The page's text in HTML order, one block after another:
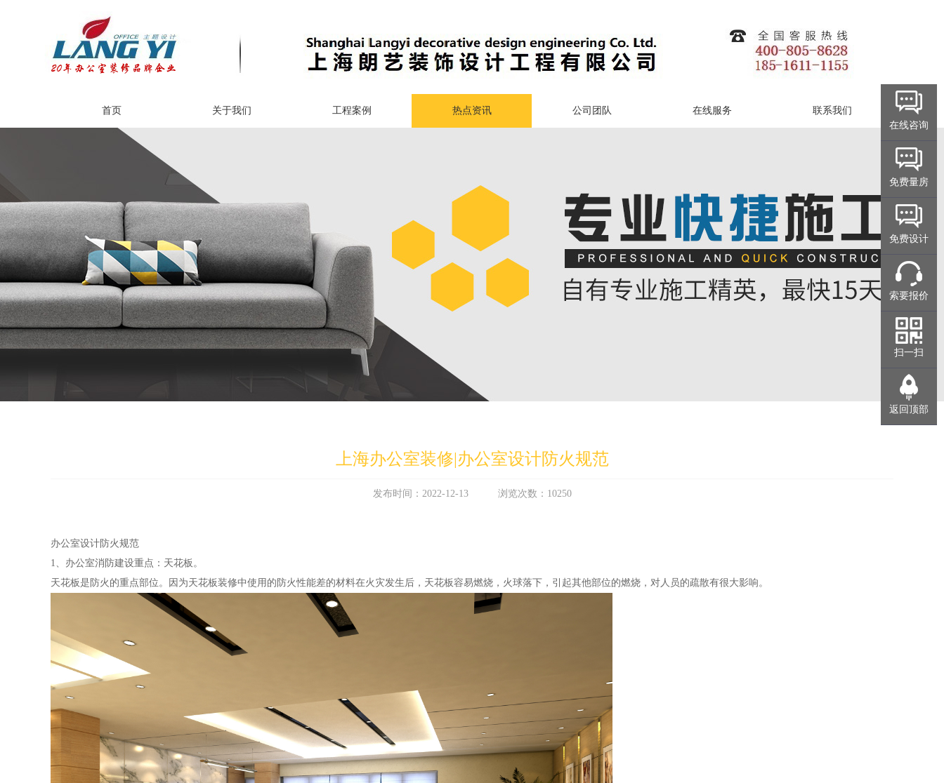
首页 关于我们 工程案例 热点资讯 公司团队 在线服务 联系我们
上海办公室装修|办公室设计防火规范
发布时间：2022-12-13 浏览次数：10250
办公室设计防火规范
1、办公室消防建设重点：天花板。
天花板是防火的重点部位。因为天花板装修中使用的防火性能差的材料在火灾发生后，天花板容易燃烧，火球落下，引起其他部位的燃烧，对人员的疏散有很大影响。
在线咨询
免费量房
免费设计
索要报价
扫一扫
返回顶部